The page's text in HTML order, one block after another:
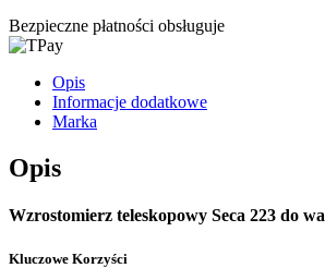
Bezpieczne płatności obsługuje
Opis
Informacje dodatkowe
Marka
Opis
Wzrostomierz teleskopowy Seca 223 do
Kluczowe Korzyści